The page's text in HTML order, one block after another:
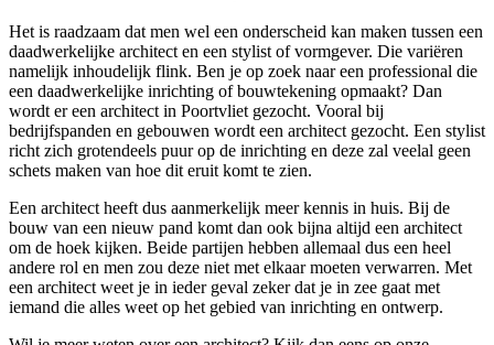
Het is raadzaam dat men wel een onderscheid kan maken tussen een
daadwerkelijke architect en een stylist of vormgever. Die variëren
namelijk inhoudelijk flink. Ben je op zoek naar een professional die
een daadwerkelijke inrichting of bouwtekening opmaakt? Dan
wordt er een architect in Poortvliet gezocht. Vooral bij
bedrijfspanden en gebouwen wordt een architect gezocht. Een stylist
richt zich grotendeels puur op de inrichting en deze zal veelal geen
schets maken van hoe dit eruit komt te zien.
Een architect heeft dus aanmerkelijk meer kennis in huis. Bij de
bouw van een nieuw pand komt dan ook bijna altijd een architect
om de hoek kijken. Beide partijen hebben allemaal dus een heel
andere rol en men zou deze niet met elkaar moeten verwarren. Met
een architect weet je in ieder geval zeker dat je in zee gaat met
iemand die alles weet op het gebied van inrichting en ontwerp.